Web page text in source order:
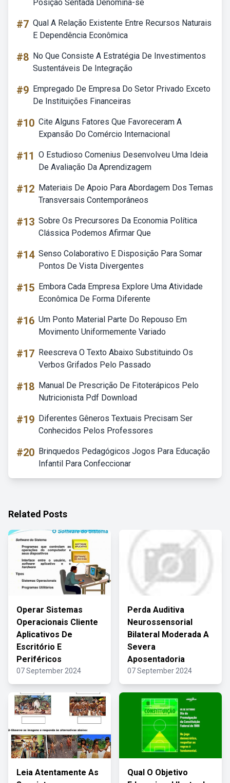
Posição Sentada Denomina-se
#7 Qual A Relação Existente Entre Recursos Naturais
E Dependência Econômica
#8 No Que Consiste A Estratégia De Investimentos
Sustentáveis De Integração
#9 Empregado De Empresa Do Setor Privado Exceto
De Instituições Financeiras
#10 Cite Alguns Fatores Que Favoreceram A
Expansão Do Comércio Internacional
#11 O Estudioso Comenius Desenvolveu Uma Ideia
De Avaliação Da Aprendizagem
#12 Materiais De Apoio Para Abordagem Dos Temas
Transversais Contemporâneos
#13 Sobre Os Precursores Da Economia Política
Clássica Podemos Afirmar Que
#14 Senso Colaborativo E Disposição Para Somar
Pontos De Vista Divergentes
#15 Embora Cada Empresa Explore Uma Atividade
Econômica De Forma Diferente
#16 Um Ponto Material Parte Do Repouso Em
Movimento Uniformemente Variado
#17 Reescreva O Texto Abaixo Substituindo Os
Verbos Grifados Pelo Passado
#18 Manual De Prescrição De Fitoterápicos Pelo
Nutricionista Pdf Download
#19 Diferentes Gêneros Textuais Precisam Ser
Conhecidos Pelos Professores
#20 Brinquedos Pedagógicos Jogos Para Educação
Infantil Para Confeccionar
Related Posts
Operar Sistemas
Operacionais Cliente
Aplicativos De
Escritório E
Periféricos
07 September 2024
Perda Auditiva
Neurossensorial
Bilateral Moderada A
Severa
Aposentadoria
07 September 2024
Leia Atentamente As
Qual O Objetivo